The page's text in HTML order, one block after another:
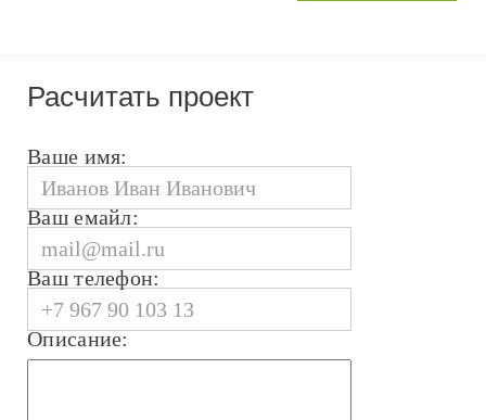
Расчитать проект
Ваше имя:
Ваш емайл:
Ваш телефон:
Описание: